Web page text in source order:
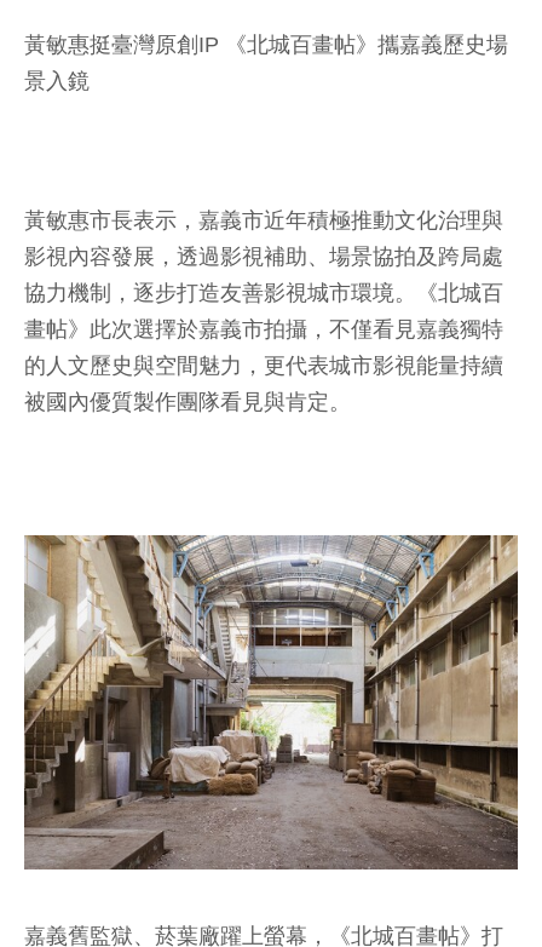
黃敏惠挺臺灣原創IP 《北城百畫帖》攜嘉義歷史場
景入鏡
黃敏惠市長表示，嘉義市近年積極推動文化治理與
影視內容發展，透過影視補助、場景協拍及跨局處
協力機制，逐步打造友善影視城市環境。《北城百
畫帖》此次選擇於嘉義市拍攝，不僅看見嘉義獨特
的人文歷史與空間魅力，更代表城市影視能量持續
被國內優質製作團隊看見與肯定。
嘉義舊監獄、菸葉廠躍上螢幕，《北城百畫帖》打